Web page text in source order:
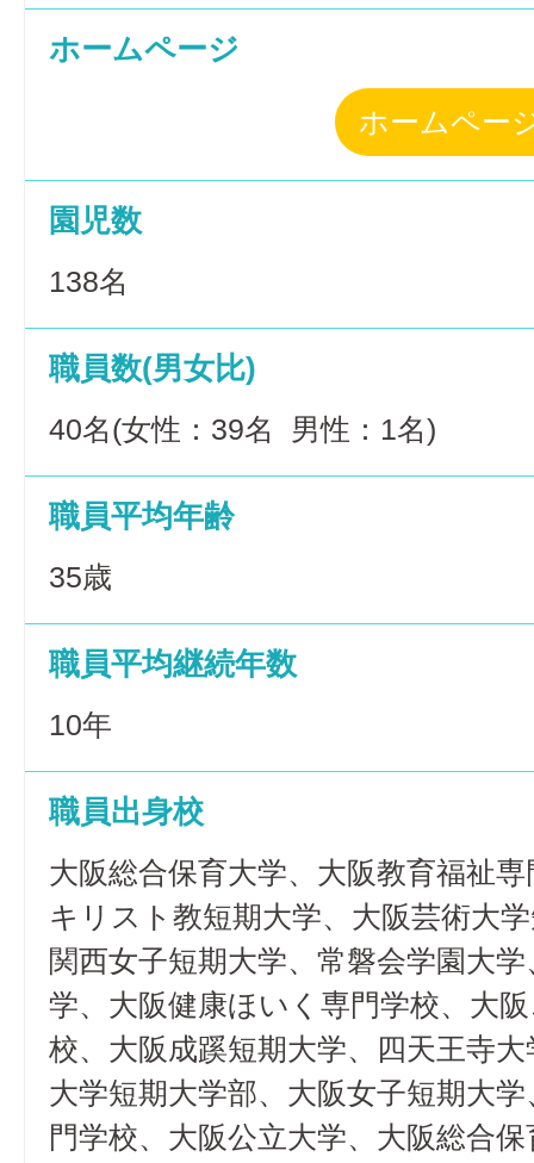
ホームページ
ホームペー
園児数
138名
職員数(男女比)
40名(女性：39名 男性：1名)
職員平均年齢
35歳
職員平均継続年数
10年
職員出身校
大阪総合保育大学、大阪教育福祉
キリスト教短期大学、大阪芸術大
関西女子短期大学、常磐会学園大
学、大阪健康ほいく専門学校、大
校、大阪成蹊短期大学、四天王寺
大学短期大学部、大阪女子短期大
門学校、大阪公立大学、大阪総合